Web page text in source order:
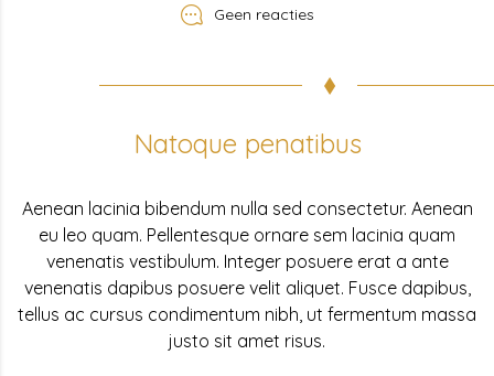
Geen reacties
Natoque penatibus
Aenean lacinia bibendum nulla sed consectetur. Aenean
eu leo quam. Pellentesque ornare sem lacinia quam
venenatis vestibulum. Integer posuere erat a ante
venenatis dapibus posuere velit aliquet. Fusce dapibus,
tellus ac cursus condimentum nibh, ut fermentum massa
justo sit amet risus.